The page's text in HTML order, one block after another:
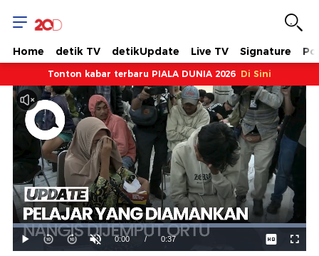
Home detik TV detikUpdate Live TV Signature
Tonton kabar terbaru PIALA DUNIA 2026 Di Sini
Mainkan
Suara
Hidup
Waktu
0:00 / Durasi
0:37
Dimuat:
100.00%